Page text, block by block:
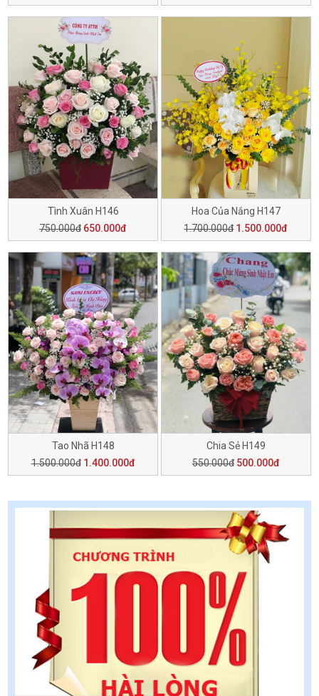
Tình Xuân H146
750.000đ 650.000đ
Hoa Của Nắng H147
1.700.000đ 1.500.000đ
Tao Nhã H148
1.500.000đ 1.400.000đ
Chia Sẻ H149
550.000đ 500.000đ